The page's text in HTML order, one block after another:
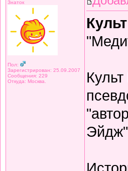
Знаток
Пол:
Зарегистрирован: 25.09.2007
Сообщения: 229
Откуда: Москва.